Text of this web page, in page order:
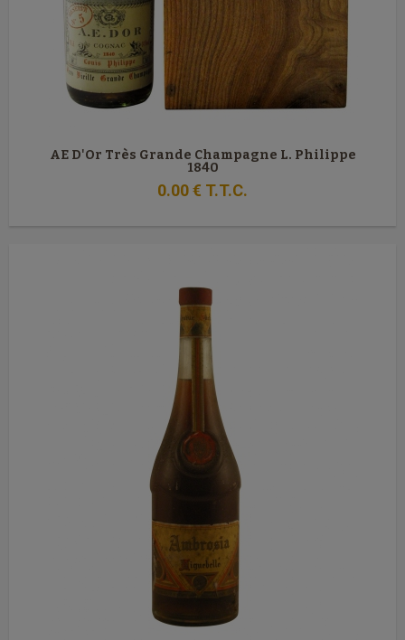
AE D'Or Très Grande Champagne L. Philippe
1840
0.00€ T.T.C.